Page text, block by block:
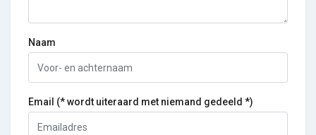
Naam
Email (* wordt uiteraard met niemand gedeeld *)